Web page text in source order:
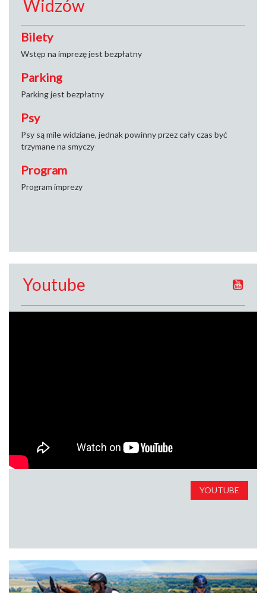
Widzów
Bilety
Wstęp na imprezę jest bezpłatny
Parking
Parking jest bezpłatny
Psy
Psy są mile widziane, jednak powinny przez cały czas być
trzymane na smyczy
Program
Program imprezy
Youtube
YOUTUBE